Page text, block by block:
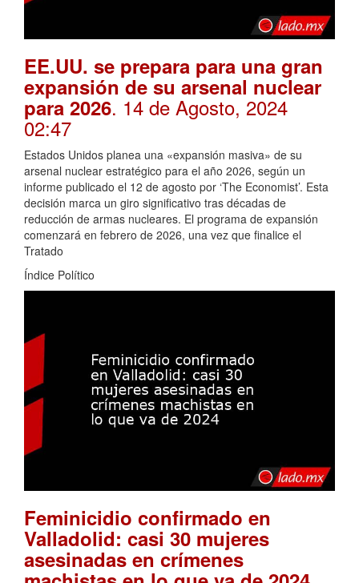
EE.UU. se prepara para una gran
expansión de su arsenal nuclear
para 2026. 14 de Agosto, 2024
02:47
Estados Unidos planea una «expansión masiva» de su
arsenal nuclear estratégico para el año 2026, según un
informe publicado el 12 de agosto por ‘The Economist’. Esta
decisión marca un giro significativo tras décadas de
reducción de armas nucleares. El programa de expansión
comenzará en febrero de 2026, una vez que finalice el
Tratado
Índice Político
Feminicidio confirmado en
Valladolid: casi 30 mujeres
asesinadas en crímenes